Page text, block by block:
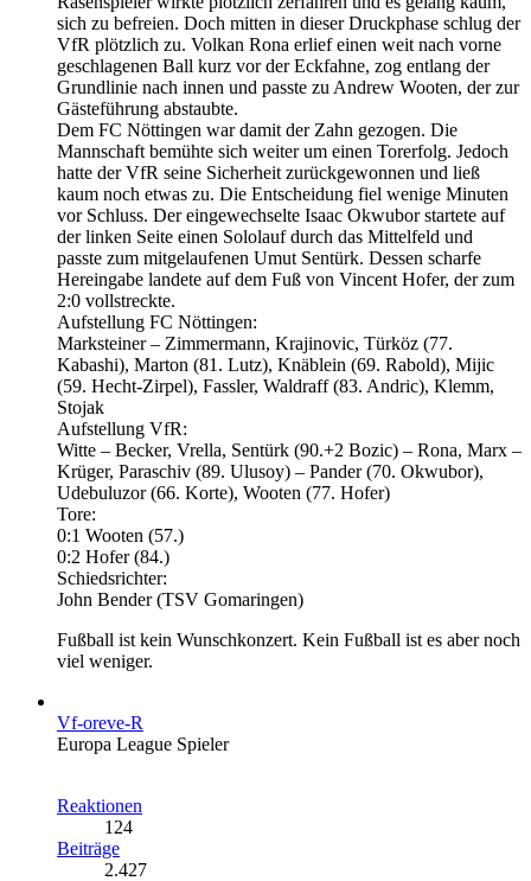
sich zu befreien. Doch mitten in dieser Druckphase schlug der
VfR plötzlich zu. Volkan Rona erlief einen weit nach vorne
geschlagenen Ball kurz vor der Eckfahne, zog entlang der
Grundlinie nach innen und passte zu Andrew Wooten, der zur
Gästeführung abstaubte.
Dem FC Nöttingen war damit der Zahn gezogen. Die
Mannschaft bemühte sich weiter um einen Torerfolg. Jedoch
hatte der VfR seine Sicherheit zurückgewonnen und ließ
kaum noch etwas zu. Die Entscheidung fiel wenige Minuten
vor Schluss. Der eingewechselte Isaac Okwubor startete auf
der linken Seite einen Sololauf durch das Mittelfeld und
passte zum mitgelaufenen Umut Sentürk. Dessen scharfe
Hereingabe landete auf dem Fuß von Vincent Hofer, der zum
2:0 vollstreckte.
Aufstellung FC Nöttingen:
Marksteiner – Zimmermann, Krajinovic, Türköz (77.
Kabashi), Marton (81. Lutz), Knäblein (69. Rabold), Mijic
(59. Hecht-Zirpel), Fassler, Waldraff (83. Andric), Klemm,
Stojak
Aufstellung VfR:
Witte – Becker, Vrella, Sentürk (90.+2 Bozic) – Rona, Marx –
Krüger, Paraschiv (89. Ulusoy) – Pander (70. Okwubor),
Udebuluzor (66. Korte), Wooten (77. Hofer)
Tore:
0:1 Wooten (57.)
0:2 Hofer (84.)
Schiedsrichter:
John Bender (TSV Gomaringen)
Fußball ist kein Wunschkonzert. Kein Fußball ist es aber noch
viel weniger.
Vf-oreve-R
Europa League Spieler
Reaktionen
124
Beiträge
2.427